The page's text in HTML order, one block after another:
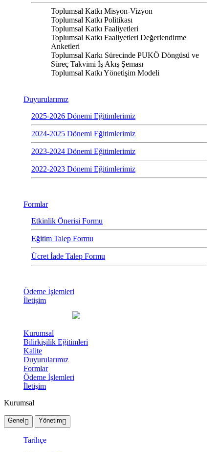
Toplumsal Katkı Misyon-Vizyon
Toplumsal Katkı Politikası
Toplumsal Katkı Faaliyetleri
Toplumsal Katkı Faaliyetleri Değerlendirme
Anketleri
Toplumsal Karkı Sürecinde PUKÖ Döngüsü ve
Süreç Takvimi İş Akış Şeması
Toplumsal Katkı Yönetişim Modeli
Duyurularımız
2025-2026 Dönemi Eğitimlerimiz
2024-2025 Dönemi Eğitimlerimiz
2023-2024 Dönemi Eğitimlerimiz
2022-2023 Dönemi Eğitimlerimiz
Formlar
Etkinlik Önerisi Formu
Eğitim Talep Formu
Ücret İade Talep Formu
Ödeme İşlemleri
İletişim
Kurumsal
Bilirkişilik Eğitimleri
Kalite
Duyurularımız
Formlar
Ödeme İşlemleri
İletişim
Kurumsal
Genel Yönetim
Tarihçe